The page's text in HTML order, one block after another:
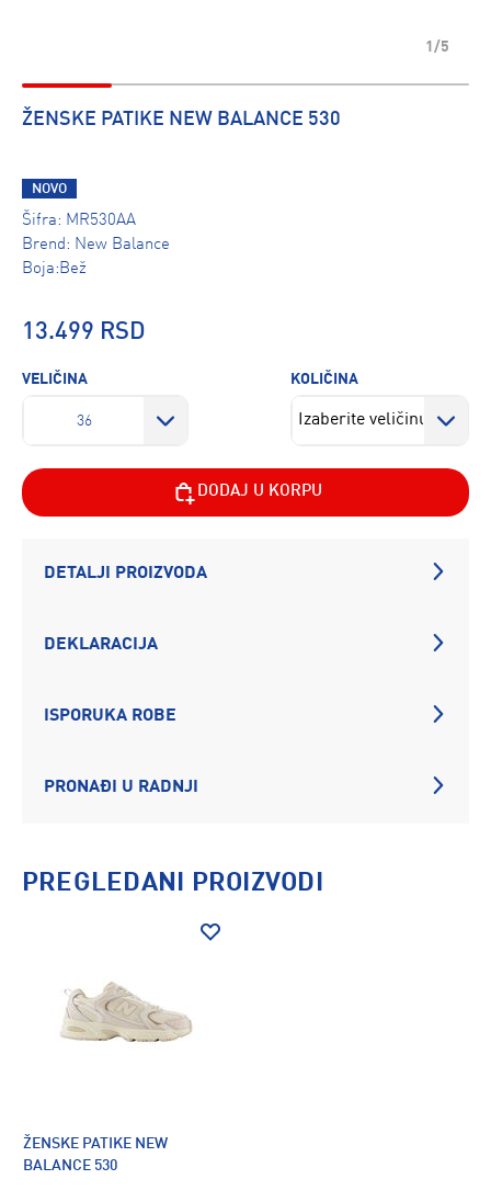
1/5
ŽENSKE PATIKE NEW BALANCE 530
NOVO
Šifra: MR530AA
Brend: New Balance
Boja:Bež
13.499 RSD
VELIČINA
36
KOLIČINA
DODAJ U KORPU
DETALJI PROIZVODA
DEKLARACIJA
ISPORUKA ROBE
PRONAĐI U RADNJI
PREGLEDANI PROIZVODI
ŽENSKE PATIKE NEW
BALANCE 530